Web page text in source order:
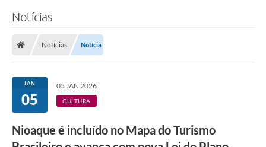
Notícias
Notícias Notícia
JAN
05
05 JAN 2026
CULTURA
Nioaque é incluído no Mapa do Turismo